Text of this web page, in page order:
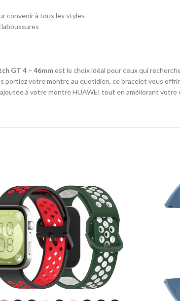
convenir à tous les styles
GT 4 – 46mmest le choix idéal pour ceux qui
portiez votre montre au quotidien, ce bracelet vous
à votre montre HUAWEI tout en améliorant votre